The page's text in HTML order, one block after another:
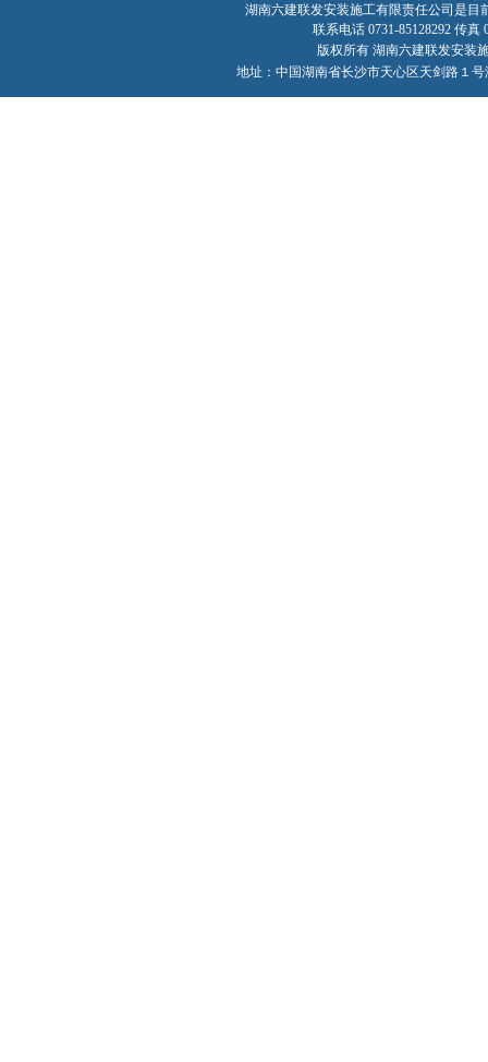
湖南六建联发安装施工有限责任公司是
联系电话 0731-85128292 传真
版权所有 湖南六建联发安装
地址：中国湖南省长沙市天心区天剑路１号